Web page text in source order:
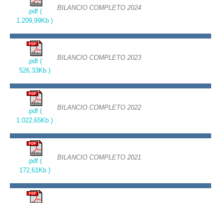
.pdf (
1.209,99Kb )
BILANCIO COMPLETO 2024
.pdf (
526,33Kb )
BILANCIO COMPLETO 2023
.pdf (
1.022,65Kb )
BILANCIO COMPLETO 2022
.pdf (
172,61Kb )
BILANCIO COMPLETO 2021